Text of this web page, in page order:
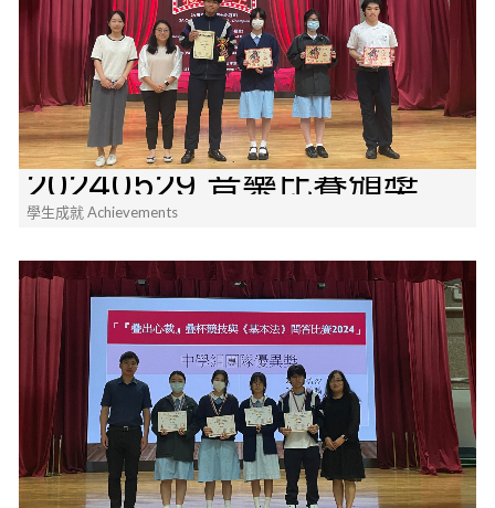
20240529 音樂比賽頒奬
學生成就 Achievements